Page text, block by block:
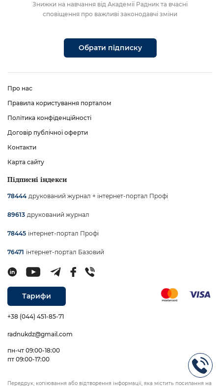
Знижки на навчання від Академії Радник та вчасні
сповіщення про важливі законодавчі зміни
Обрати підписку
Про нас
Правила користування порталом
Політика конфіденційності
Договір публічної оферти
Контакти
Карта сайту
Підписні індекси
78444 друкований журнал + інтернет-портал Профі
89613 друкований журнал
78445 інтернет-портал Профі
76471 інтернет-портал Базовий
Тарифи
+38 (044) 451-85-71
radnukdz@gmail.com
пн-чт 09:00-18:00
пт 09:00-17:00
Передрук, копіювання або відтворення інформації, яка містить посилання на